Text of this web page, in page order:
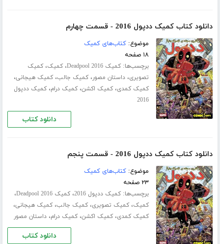
دانلود کتاب کمیک ددپول 2016 - قسمت چهارم
موضوع:کتاب‌های کمیک
۱۸ صفحه
برچسب‌ها:کمیک Deadpool 2016 ،کمیک،کمیک
تصویری،داستان مصور،کمیک جالب،کمیک هیجانی،
کمیک کمدی،کمیک اکشن،کمیک درام،کمیک ددپول
2016
دانلود کتاب
دانلود کتاب کمیک ددپول 2016 - قسمت پنجم
موضوع:کتاب‌های کمیک
۲۳ صفحه
برچسب‌ها:کمیک ددپول 2016 ،کمیک Deadpool 2016 ،
کمیک،کمیک تصویری،کمیک جالب،کمیک هیجانی،
کمیک کمدی،کمیک اکشن،کمیک درام،داستان مصور
دانلود کتاب